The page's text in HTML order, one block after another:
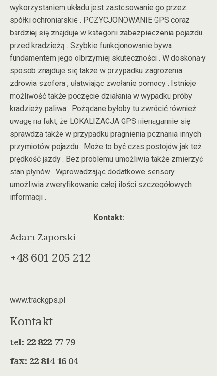
wykorzystaniem układu jest zastosowanie go przez
spółki ochroniarskie . POZYCJONOWANIE GPS coraz
bardziej się znajduje w kategorii zabezpieczenia pojazdu
przed kradzieżą . Szybkie funkcjonowanie bywa
fundamentem jego olbrzymiej skuteczności . W doskonały
sposób znajduje się także w przypadku zagrożenia
zdrowia szofera , ułatwiając zwołanie pomocy . Istnieje
możliwość także poczęcie działania w wypadku próby
kradzieży paliwa . Pożądane byłoby tu zwrócić również
uwagę na fakt, że LOKALIZACJA GPS nienagannie się
sprawdza także w przypadku pragnienia poznania innych
przymiotów pojazdu . Może to być czas postojów jak też
prędkość jazdy . Bez problemu umożliwia także zmierzyć
stan płynów . Wprowadzając dodatkowe sensory
umożliwia zweryfikowanie całej ilości szczegółowych
informacji .
Kontakt:
Adam Zaporski
+48 601 205 212
www.trackgps.pl
Kontakt
tel: 22 822 77 79
fax: 22 814 16 04